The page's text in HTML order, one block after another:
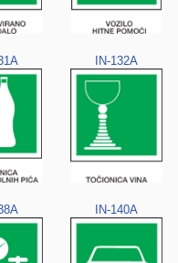
IN-132A
IN-140A